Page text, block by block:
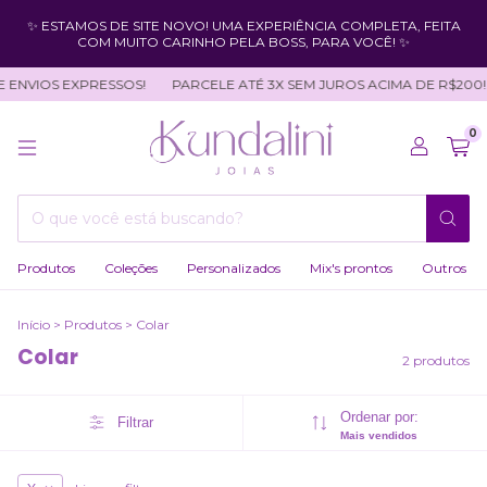
✨ ESTAMOS DE SITE NOVO! UMA EXPERIÊNCIA COMPLETA, FEITA
COM MUITO CARINHO PELA BOSS, PARA VOCÊ! ✨
EXPRESSOS! PARCELE ATÉ 3X SEM JUROS ACIMA DE R$200!
0
Produtos Coleções Personalizados Mix's prontos Outros
Início > Produtos > Colar
Colar 2 produtos
Filtrar Ordenar por:
Mais vendidos